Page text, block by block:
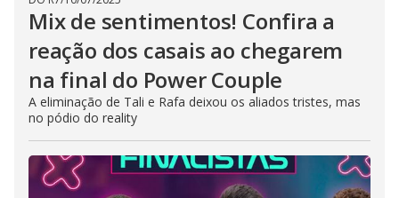
Mix de sentimentos! Confira a
reação dos casais ao chegarem
na final do Power Couple
A eliminação de Tali e Rafa deixou os aliados tristes, mas
no pódio do reality